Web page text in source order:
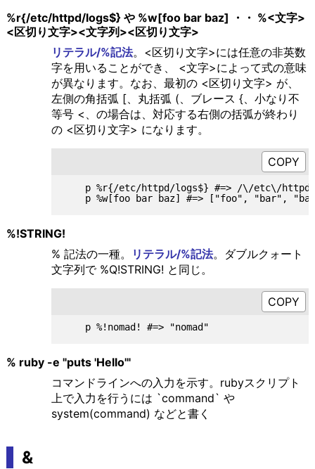
%r{/etc/httpd/logs$} や %w[foo bar baz] ・・ %<文字>
<区切り文字><文字列><区切り文字>
リテラル/%記法。<区切り文字>には任意の非英数
字を用いることができ、 <文字>によって式の意味
が異なります。なお、最初の <区切り文字> が、
左側の角括弧 [、丸括弧 (、ブレース {、小なり不
等号 <、の場合は、対応する右側の括弧が終わり
の <区切り文字> になります。
p %r{/etc/httpd/logs$} #=> /\/etc\/
%!STRING!
% 記法の一種。
リテラル/%記法。ダブルクォート
文字列で %Q!STRING! と同じ。
% ruby -e "puts 'Hello'"
コマンドラインへの入力を示す。rubyスクリプト
上で入力を行うには `command` や
system(command) などと書く
&